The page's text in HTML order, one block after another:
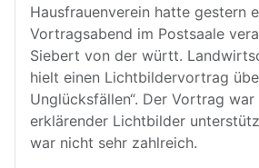
Hausfrauenverein hatte gestern
Vortragsabend im Postsaale
Siebert von der württ.
hielt einen Lichtbildervortrag
Unglücksfällen“. Der Vortrag
erklärender Lichtbilder
war nicht sehr zahlreich.